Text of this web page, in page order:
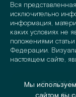
Вся
исключительно
информация,
каких условиях не
положениями
Федерации.
настоящем сайте,
©2026
Мы
сайтом вы